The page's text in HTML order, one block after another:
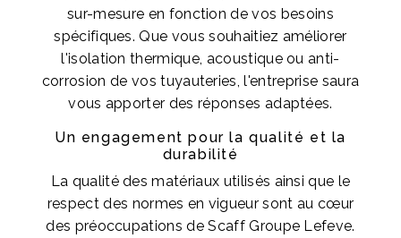
sur-mesure en fonction de vos besoins
spécifiques. Que vous souhaitiez améliorer
l'isolation thermique, acoustique ou anti-
corrosion de vos tuyauteries, l'entreprise saura
vous apporter des réponses adaptées.
Un engagement pour la qualité et la
durabilité
La qualité des matériaux utilisés ainsi que le
respect des normes en vigueur sont au cœur
des préoccupations de Scaff Groupe Lefeve.